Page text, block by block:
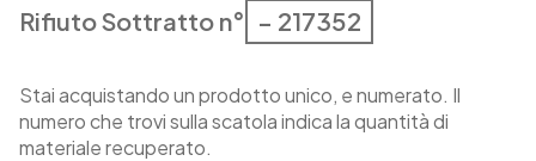
Rifiuto Sottratto n° – 217352
Stai acquistando un prodotto unico, e numerato. Il
numero che trovi sulla scatola indica la quantità di
materiale recuperato.